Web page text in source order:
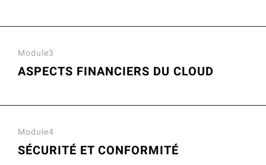
Module3
ASPECTS FINANCIERS DU CLOUD
Module4
SÉCURITÉ ET CONFORMITÉ